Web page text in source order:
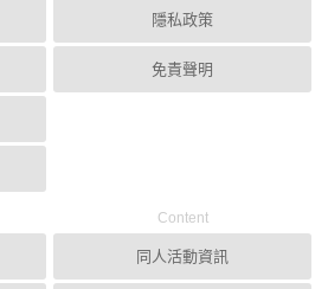
隱私政策
免責聲明
Content
同人活動資訊